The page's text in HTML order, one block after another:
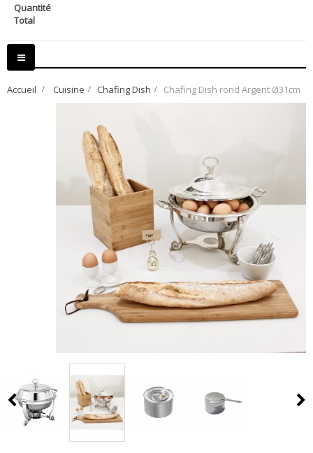
Quantité
Total
Basculer
la
Accueil > Cuisine > Chafing Dish > Chafing Dish rond Argent Ø31cm